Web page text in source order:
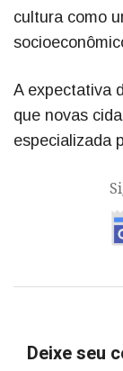
cultura como
A expectativa
que novas
especializada
Deixe seu